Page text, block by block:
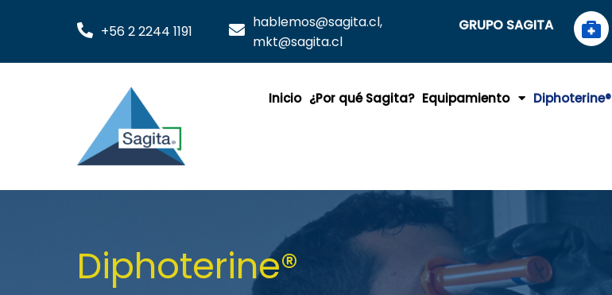
+56 2 2244 1191
hablemos@sagita.cl,
mkt@sagita.cl
GRUPO SAGITA
Inicio ¿Por qué Sagita? Equipamiento Diphoterine®
Diphoterine®